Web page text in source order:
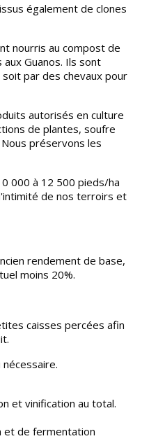
également de clones
nourris au compost de
Guanos. Ils sont
par des chevaux pour
autorisés en culture
de plantes, soufre
préservons les
000 à 12 500 pieds/ha
de nos terroirs et
rendement de base,
moins 20%.
caisses percées afin
et vinification au total.
et de fermentation